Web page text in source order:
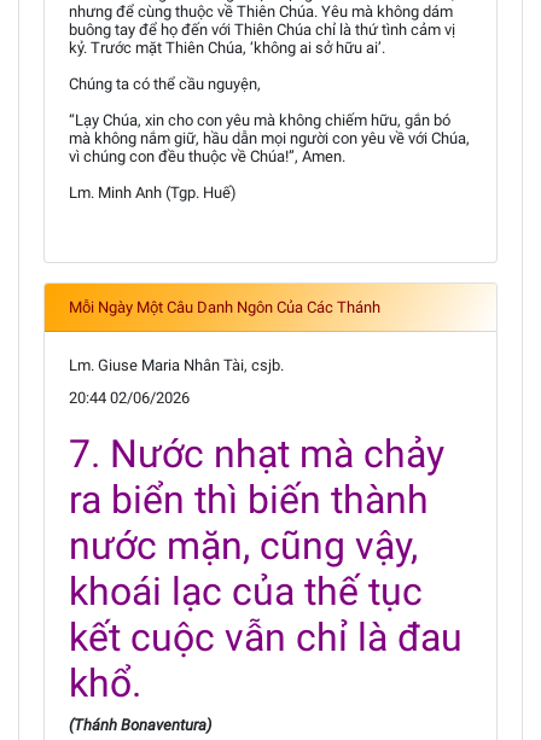
nhưng để cùng thuộc về Thiên Chúa. Yêu mà không dám
buông tay để họ đến với Thiên Chúa chỉ là thứ tình cảm vị
kỷ. Trước mặt Thiên Chúa, ‘không ai sở hữu ai’.
Chúng ta có thể cầu nguyện,
“Lạy Chúa, xin cho con yêu mà không chiếm hữu, gắn bó
mà không nắm giữ, hầu dẫn mọi người con yêu về với Chúa,
vì chúng con đều thuộc về Chúa!”, Amen.
Lm. Minh Anh (Tgp. Huế)
Mỗi Ngày Một Câu Danh Ngôn Của Các Thánh
Lm. Giuse Maria Nhân Tài, csjb.
20:44 02/06/2026
7. Nước nhạt mà chảy
ra biển thì biến thành
nước mặn, cũng vậy,
khoái lạc của thế tục
kết cuộc vẫn chỉ là đau
khổ.
(Thánh Bonaventura)